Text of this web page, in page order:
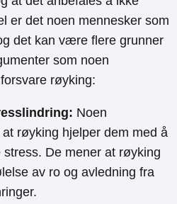
er det noen mennesker som
det kan være flere grunner
som noen
røyking:
Noen
røyking hjelper dem med å
De mener at røyking
av ro og avledning fra